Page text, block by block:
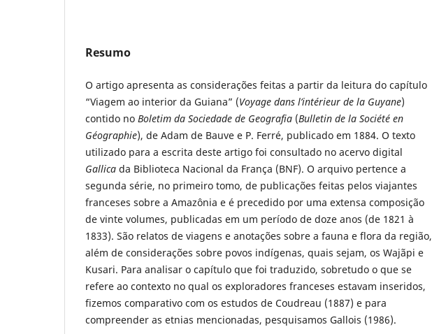
Resumo
O artigo apresenta as considerações feitas a partir da leitura do capítulo
“Viagem ao interior da Guiana” (Voyage dans l’intérieur de la Guyane)
contido no Boletim da Sociedade de Geografia (Bulletin de la Société en
Géographie), de Adam de Bauve e P. Ferré, publicado em 1884. O texto
utilizado para a escrita deste artigo foi consultado no acervo digital
Gallica da Biblioteca Nacional da França (BNF). O arquivo pertence a
segunda série, no primeiro tomo, de publicações feitas pelos viajantes
franceses sobre a Amazônia e é precedido por uma extensa composição
de vinte volumes, publicadas em um período de doze anos (de 1821 à
1833). São relatos de viagens e anotações sobre a fauna e flora da região,
além de considerações sobre povos indígenas, quais sejam, os Wajãpi e
Kusari. Para analisar o capítulo que foi traduzido, sobretudo o que se
refere ao contexto no qual os exploradores franceses estavam inseridos,
fizemos comparativo com os estudos de Coudreau (1887) e para
compreender as etnias mencionadas, pesquisamos Gallois (1986).